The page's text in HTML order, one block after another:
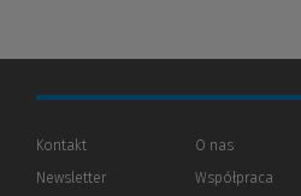
Kontakt
Newsletter
O nas
Współpraca